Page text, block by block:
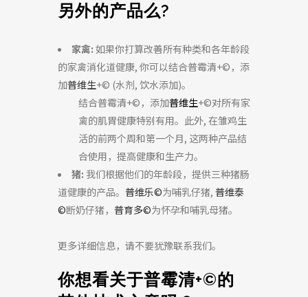
另外的产品么?
家禽: 如果你打算改善所有种类和各年龄段
的家禽消化道健康, 你可以结合普霉清+©，添
加普维生+© (水剂, 饮水添加)。
结合普霉清+©，添加普维生+©对所有家
禽的肌胃健康特别有用。此外, 在雏鸡生
活的前两个周和第一个月, 这两种产品结
合使用，提高健康和生产力。
猪: 我们根据他们的年龄段，提供三种猪肠
道健康的产品。 普维乐©为哺乳仔猪, 普维泰
©断奶仔猪， 普育多©为怀孕和哺乳母猪。
更多详细信息，请不要犹豫联系我们。
你想看关于普霉清+©的